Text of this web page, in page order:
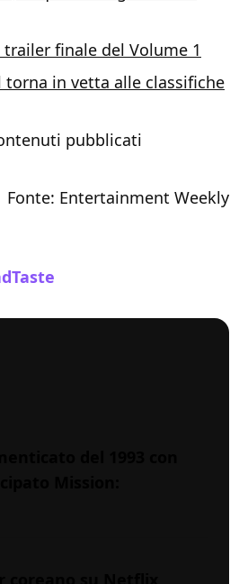
finale del Volume 1
torna in vetta alle classifiche
pubblicati
Fonte: Entertainment Weekly
del 1993 con
Mission: